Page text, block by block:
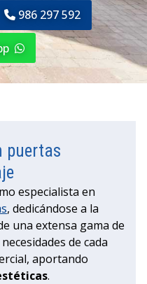
986 297 592
puertas
especialista en
, dedicándose a la
una extensa gama de
de cada
aportando
.